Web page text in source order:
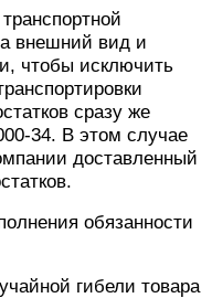
внешний вид и
чтобы исключить
сразу же
34. В этом случае
доставленный
обязанности
гибели товара